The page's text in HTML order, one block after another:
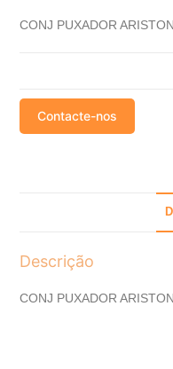
CONJ PUXADOR ARISTON
Contacte-nos
Descrição
CONJ PUXADOR ARISTON